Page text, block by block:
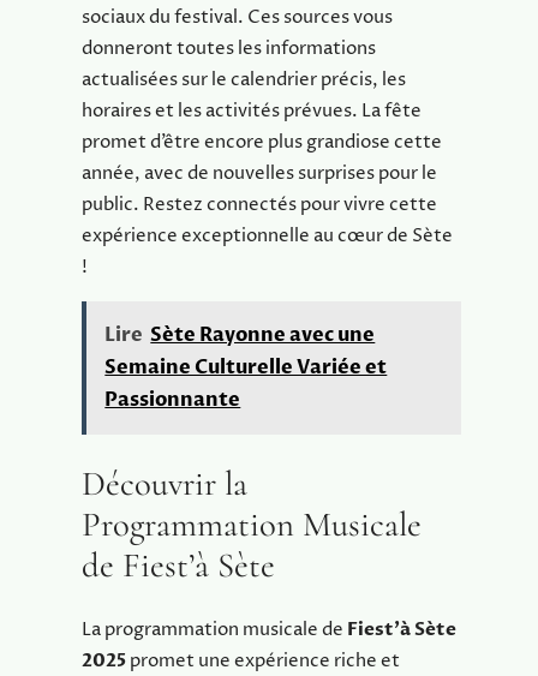
sociaux du festival. Ces sources vous
donneront toutes les informations
actualisées sur le calendrier précis, les
horaires et les activités prévues. La fête
promet d’être encore plus grandiose cette
année, avec de nouvelles surprises pour le
public. Restez connectés pour vivre cette
expérience exceptionnelle au cœur de Sète
!
Lire Sète Rayonne avec une
Semaine Culturelle Variée et
Passionnante
Découvrir la
Programmation Musicale
de Fiest’à Sète
La programmation musicale de Fiest’à Sète
2025promet une expérience riche et